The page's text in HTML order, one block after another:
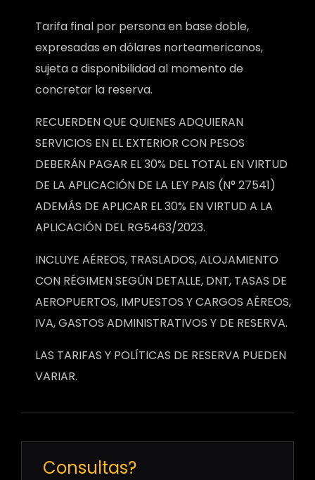
Tarifa final por persona en base doble,
expresadas en dólares norteamericanos,
sujeta a disponibilidad al momento de
concretar la reserva.
RECUERDEN QUE QUIENES ADQUIERAN
SERVICIOS EN EL EXTERIOR CON PESOS
DEBERÁN PAGAR EL 30% DEL TOTAL EN VIRTUD
DE LA APLICACIÓN DE LA LEY PAIS (N° 27541)
ADEMÁS DE APLICAR EL 30% EN VIRTUD A LA
APLICACIÓN DEL RG5463/2023.
INCLUYE AÉREOS, TRASLADOS, ALOJAMIENTO
CON RÉGIMEN SEGÚN DETALLE, DNT, TASAS DE
AEROPUERTOS, IMPUESTOS Y CARGOS AÉREOS,
IVA, GASTOS ADMINISTRATIVOS Y DE RESERVA.
LAS TARIFAS Y POLÍTICAS DE RESERVA PUEDEN
VARIAR.
Consultas?